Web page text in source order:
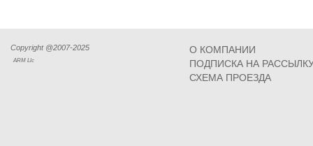
Copyright @2007-2025
ARM Llc
О КОМПАНИИ
ПОДПИСКА НА
СХЕМА ПРОЕЗДА